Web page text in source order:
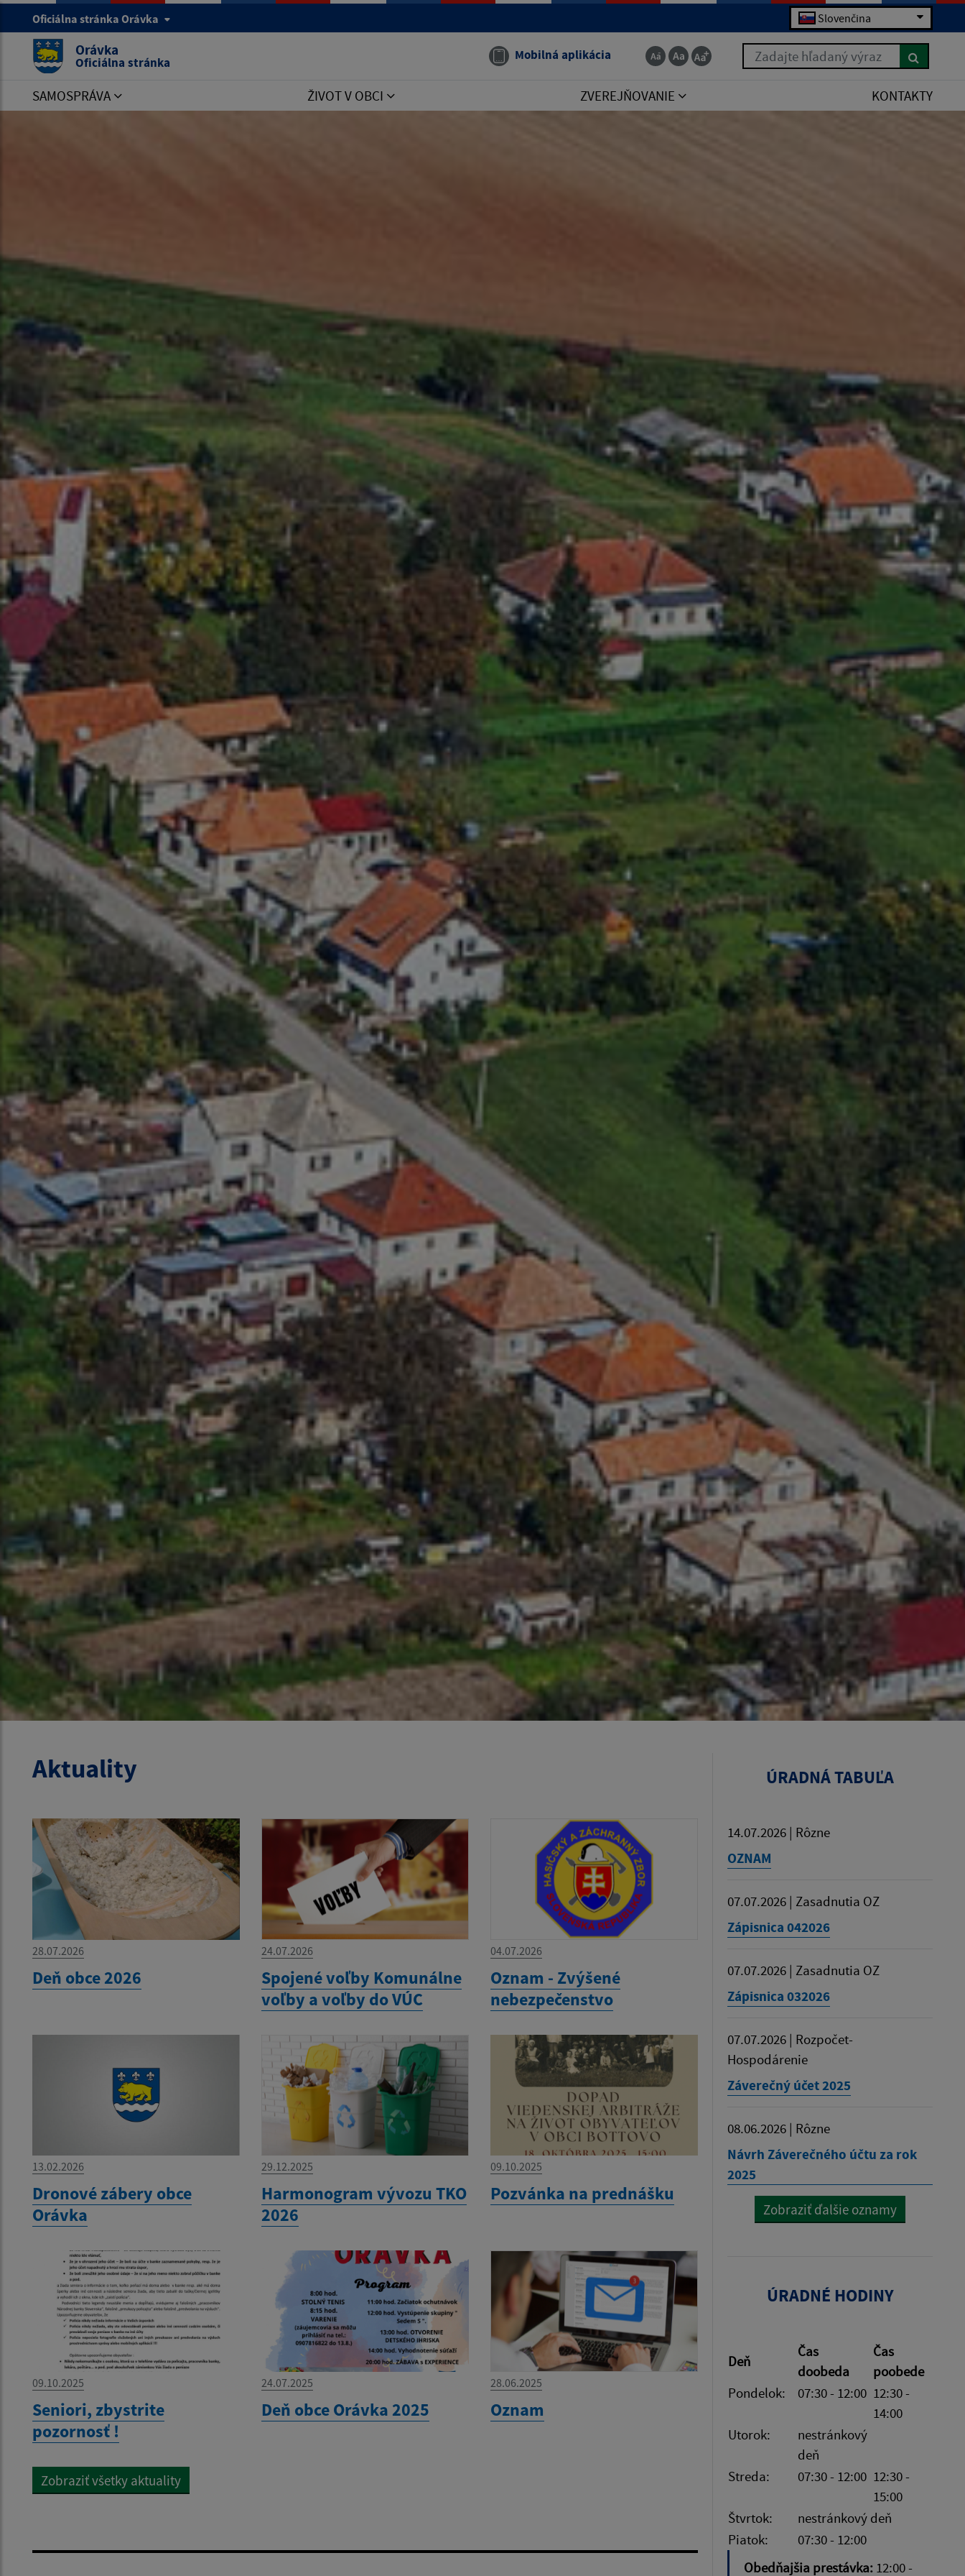
Oficiálna stránka Orávka Slovenčina
Orávka
Oficiálna stránka Mobilná aplikácia Zadajte hľadaný výraz
SAMOSPRÁVA ŽIVOT V OBCI ZVEREJŇOVANIE KONTAKTY
Aktuality
28.07.2026
Deň obce 2026
24.07.2026
Spojené voľby Komunálne
voľby a voľby do VÚC
04.07.2026
Oznam - Zvýšené
nebezpečenstvo
13.02.2026
Dronové zábery obce
Orávka
29.12.2025
Harmonogram vývozu TKO
2026
09.10.2025
Pozvánka na prednášku
09.10.2025
Seniori, zbystrite
pozornosť !
24.07.2025
Deň obce Orávka 2025
28.06.2025
Oznam
Zobraziť všetky aktuality
ÚRADNÁ TABUĽA
14.07.2026 | Rôzne
OZNAM
07.07.2026 | Zasadnutia OZ
Zápisnica 042026
07.07.2026 | Zasadnutia OZ
Zápisnica 032026
07.07.2026 | Rozpočet-
Hospodárenie
Záverečný účet 2025
08.06.2026 | Rôzne
Návrh Záverečného účtu za rok
2025
Zobraziť ďalšie oznamy
ÚRADNÉ HODINY
Deň
Čas
doobeda
Čas
poobede
Pondelok:
07:30 - 12:00 12:30 -
14:00
Utorok:
nestránkový
deň
Streda:
07:30 - 12:00 12:30 -
15:00
Štvrtok:
nestránkový deň
Piatok:
07:30 - 12:00
Obedňajšia prestávka: 12:00 -